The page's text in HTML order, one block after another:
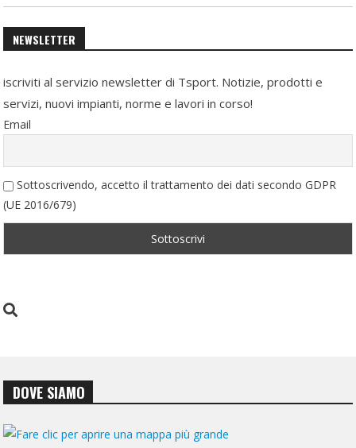
NEWSLETTER
iscriviti al servizio newsletter di Tsport. Notizie, prodotti e
servizi, nuovi impianti, norme e lavori in corso!
Email
Sottoscrivendo, accetto il trattamento dei dati secondo GDPR
(UE 2016/679)
DOVE SIAMO